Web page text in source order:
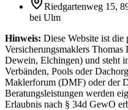
Riedgartenweg 15,
bei Ulm
Hinweis: Diese Website ist die
Versicherungsmaklers
Dewein, Elchingen) und steht
Verbänden, Pools oder
Maklerforum (DMF) oder der
Beratungsleistungen werden
Erlaubnis nach § 34d GewO